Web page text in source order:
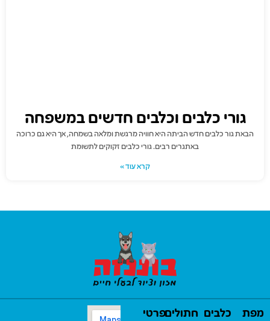
גורי כלבים וכלבים חדשים במשפחה
הבאת גור כלבים חדש הביתה היא חוויה מרגשת ומלאה בשמחה, אך היא גם כרוכה
באתגרים רבים. גורי כלבים זקוקים לתשומת
קרא עוד »
מפת
כלבים חתוליםפרטי